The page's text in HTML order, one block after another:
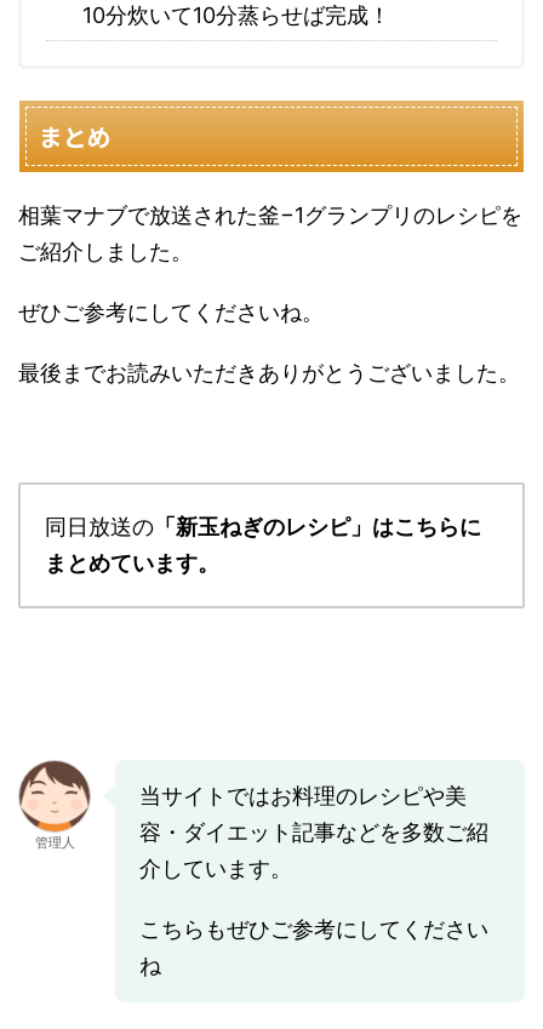
10分炊いて10分蒸らせば完成！
まとめ
相葉マナブで放送された釜−1グランプリのレシピを
ご紹介しました。
ぜひご参考にしてくださいね。
最後までお読みいただきありがとうございました。
同日放送の 「新玉ねぎのレシピ」はこちらに
まとめています。
管理人
当サイトではお料理のレシピや美
容・ダイエット記事などを多数ご紹
介しています。
こちらもぜひご参考にしてください
ね